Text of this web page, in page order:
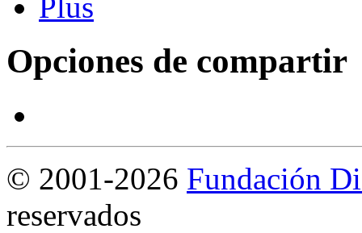
Opciones de compartir
© 2001-2026 Fundación
reservados